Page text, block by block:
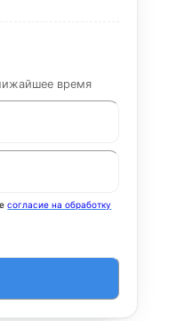
время
согласие на обработку